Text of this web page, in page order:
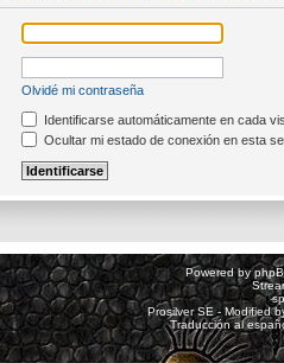
Olvidé mi contraseña
Identificarse automáticamente en cada
Ocultar mi estado de conexión en esta
Powered by
Prosilver SE - Modified
Traducción al